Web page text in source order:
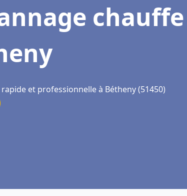
et professionnelle à Bétheny (51450)